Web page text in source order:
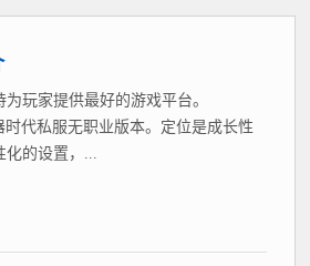
玩家提供最好的游戏平台。
代私服无职业版本。定位是成长性
化的设置，...